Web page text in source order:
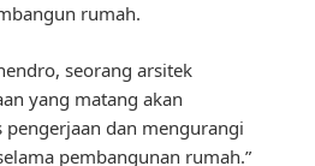
rumah.
seorang arsitek
yang matang akan
dan mengurangi
pembangunan rumah.”